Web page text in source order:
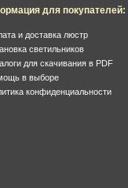
для покупателей:
и доставка люстр
светильников
для скачивания в PDF
в выборе
конфиденциальности